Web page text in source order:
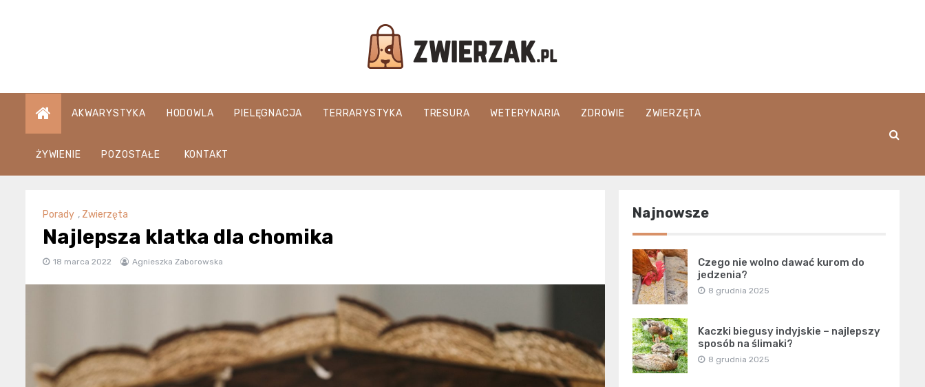
Zwierzak.pl
AKWARYSTYKA HODOWLA PIELĘGNACJA TERRARYSTYKA TRESURA WETERYNARIA ZDROWIE ZWIERZĘTA
ŻYWIENIE POZOSTAŁE KONTAKT
Porady , Zwierzęta
Najlepsza klatka dla chomika
18 marca 2022 Agnieszka Zaborowska
Najnowsze
Czego nie wolno dawać kurom do
jedzenia?
8 grudnia 2025
Kaczki biegusy indyjskie – najlepszy
sposób na ślimaki?
8 grudnia 2025